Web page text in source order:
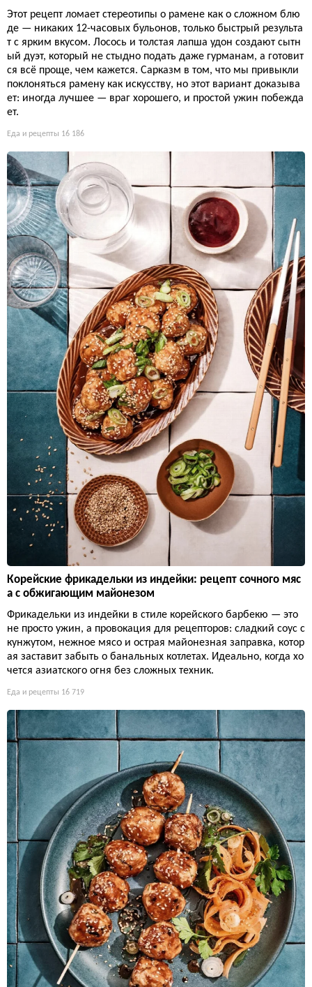
Этот рецепт ломает стереотипы о рамене как о сложном блю
де — никаких 12-часовых бульонов, только быстрый результа
т с ярким вкусом. Лосось и толстая лапша удон создают сытн
ый дуэт, который не стыдно подать даже гурманам, а готовит
ся всё проще, чем кажется. Сарказм в том, что мы привыкли
поклоняться рамену как искусству, но этот вариант доказыва
ет: иногда лучшее — враг хорошего, и простой ужин побежда
ет.
Еда и рецепты 16 186
Корейские фрикадельки из индейки: рецепт сочного мяс
а с обжигающим майонезом
Фрикадельки из индейки в стиле корейского барбекю — это
не просто ужин, а провокация для рецепторов: сладкий соус с
кунжутом, нежное мясо и острая майонезная заправка, котор
ая заставит забыть о банальных котлетах. Идеально, когда хо
чется азиатского огня без сложных техник.
Еда и рецепты 16 719